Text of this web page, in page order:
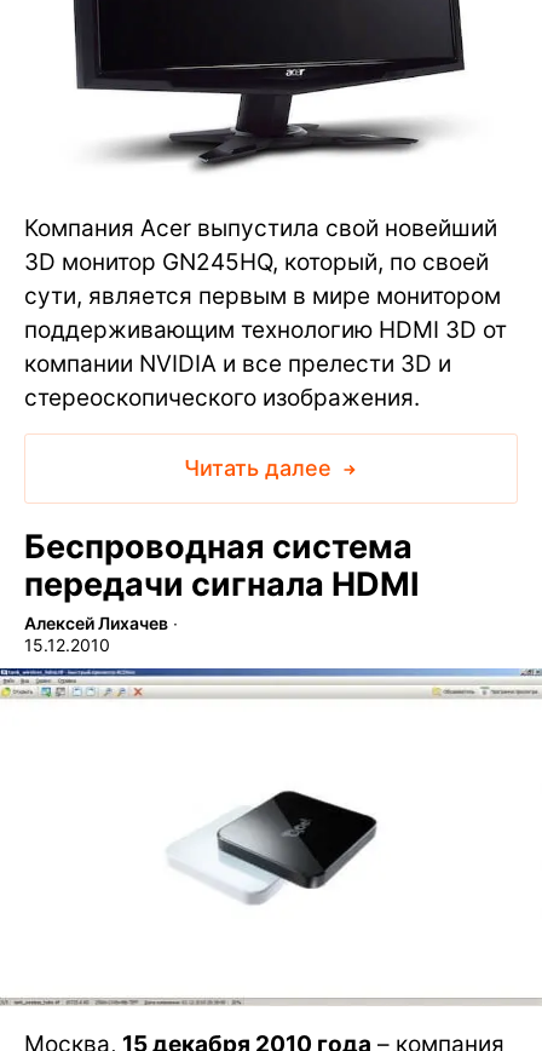
Компания Acer выпустила свой новейший
3D монитор GN245HQ, который, по своей
сути, является первым в мире монитором
поддерживающим технологию HDMI 3D от
компании NVIDIA и все прелести 3D и
стереоскопического изображения.
Читать далее
Беспроводная система
передачи сигнала HDMI
Алексей Лихачев ∙
15.12.2010
Москва, 15 декабря 2010 года – компания